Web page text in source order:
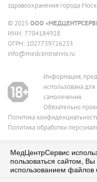
Сеть
работаем с 1995 года
МедЦентрСервис
пользоваться сайтом,
использованием файлов
здравоохранения города
© 2025 ООО
ИНН: 7704184928
ОГРН: 1027739726233
info@medcentrservis.ru
Информация,
использована
самолечения.
Обязательно
Политика
Политика обработки
ИМЕЮТСЯ